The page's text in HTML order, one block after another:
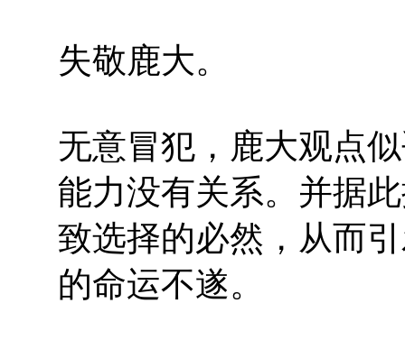
失敬鹿大。
无意冒犯，鹿大观点
能力没有关系。并据
致选择的必然，从而
的命运不遂。